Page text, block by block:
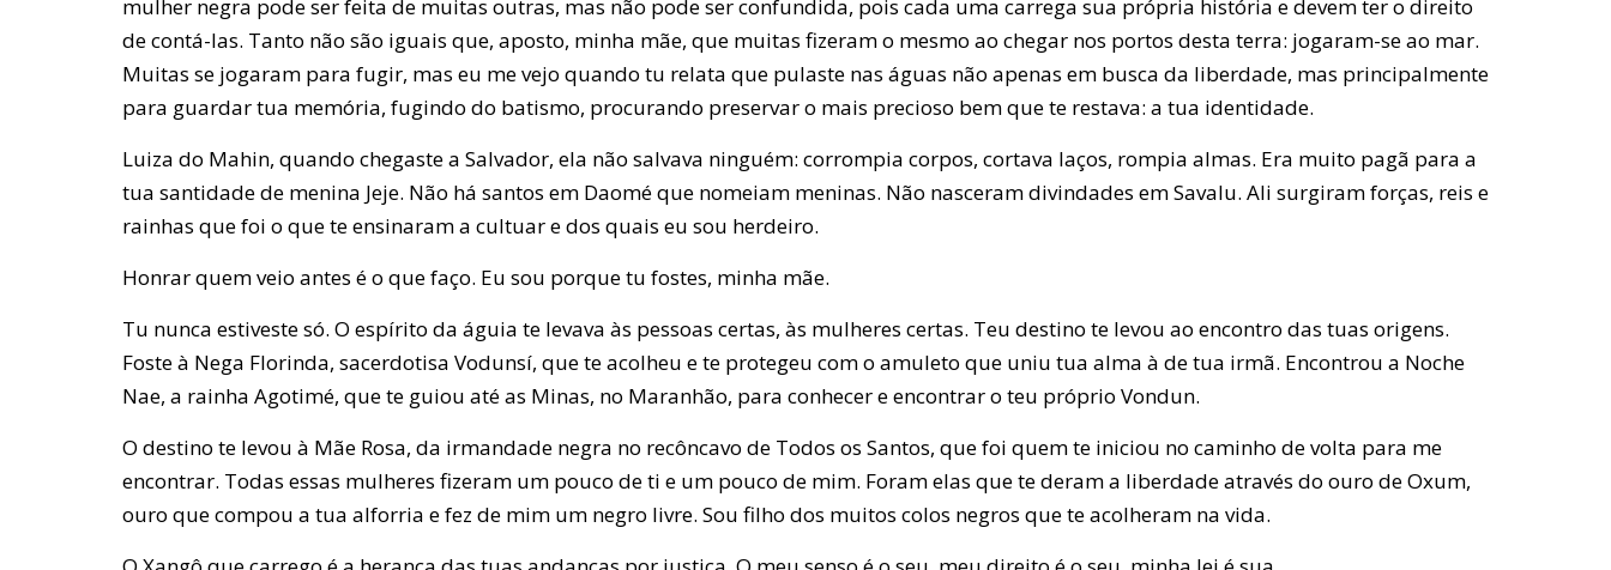
mulher negra pode ser feita de muitas outras, mas não pode ser confundida, pois cada uma carrega sua própria história e devem ter o direito
de contá-las. Tanto não são iguais que, aposto, minha mãe, que muitas fizeram o mesmo ao chegar nos portos desta terra: jogaram-se ao mar.
Muitas se jogaram para fugir, mas eu me vejo quando tu relata que pulaste nas águas não apenas em busca da liberdade, mas principalmente
para guardar tua memória, fugindo do batismo, procurando preservar o mais precioso bem que te restava: a tua identidade.
Luiza do Mahin, quando chegaste a Salvador, ela não salvava ninguém: corrompia corpos, cortava laços, rompia almas. Era muito pagã para a
tua santidade de menina Jeje. Não há santos em Daomé que nomeiam meninas. Não nasceram divindades em Savalu. Ali surgiram forças, reis e
rainhas que foi o que te ensinaram a cultuar e dos quais eu sou herdeiro.
Honrar quem veio antes é o que faço. Eu sou porque tu fostes, minha mãe.
Tu nunca estiveste só. O espírito da águia te levava às pessoas certas, às mulheres certas. Teu destino te levou ao encontro das tuas origens.
Foste à Nega Florinda, sacerdotisa Vodunsí, que te acolheu e te protegeu com o amuleto que uniu tua alma à de tua irmã. Encontrou a Noche
Nae, a rainha Agotimé, que te guiou até as Minas, no Maranhão, para conhecer e encontrar o teu próprio Vondun.
O destino te levou à Mãe Rosa, da irmandade negra no recôncavo de Todos os Santos, que foi quem te iniciou no caminho de volta para me
encontrar. Todas essas mulheres fizeram um pouco de ti e um pouco de mim. Foram elas que te deram a liberdade através do ouro de Oxum,
ouro que compou a tua alforria e fez de mim um negro livre. Sou filho dos muitos colos negros que te acolheram na vida.